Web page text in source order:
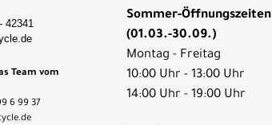
42341
Team vom
6 99 37
Sommer-Öffnungszeiten
(01.03.-30.09.)
Montag - Freitag
10:00 Uhr - 13:00 Uhr
14:00 Uhr - 19:00 Uhr